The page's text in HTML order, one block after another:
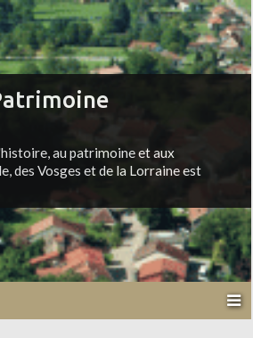
au patrimoine et aux
des Vosges et de la Lorraine est